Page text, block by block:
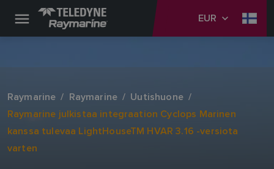
EUR
Raymarine Raymarine
Uutishuone
Raymarine julkistaa integraation Cyclops Marinen
kanssa tulevaa LightHouseTM HVAR 3.16 -versiota
varten